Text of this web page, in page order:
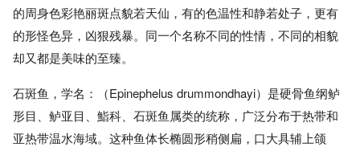
的周身色彩艳丽斑点貌若天仙，有的色温性和静若处子，更有
的形怪色异，凶狠残暴。同一个名称不同的性情，不同的相貌
却又都是美味的至臻。
石斑鱼，学名：（Epinephelus drummondhayi）是硬骨鱼纲鲈
形目、鲈亚目、鮨科、石斑鱼属类的统称，广泛分布于热带和
亚热带温水海域。这种鱼体长椭圆形稍侧扁，口大具辅上颌